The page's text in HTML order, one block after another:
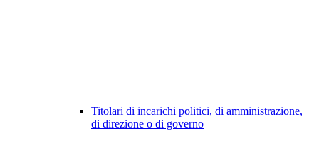
Titolari di incarichi politici, di amministrazione,
di direzione o di governo